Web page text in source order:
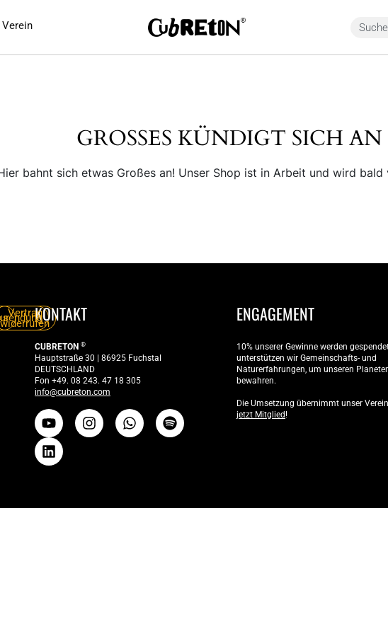
Verein
GROSSES KÜNDIGT SICH AN
bahnt sich etwas Großes an! Unser Shop ist in Arbeit und wird
Vertrag
widerrufenKONTAKT
CUBRETON ®
Hauptstraße 30 | 86925 Fuchstal
DEUTSCHLAND
Fon +49. 08 243. 47 18 305
info@cubreton.com
ENGAGEMENT
10% unserer Gewinne werden
unterstützen wir Gemeinschafts- und
Naturerfahrungen, um unseren
bewahren.
Die Umsetzung übernimmt unser
jetzt Mitglied !
Anmelden
Passwort vergessen